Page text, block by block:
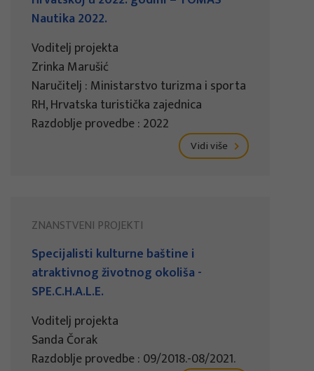
Nautika 2022.
Voditelj projekta
Zrinka Marušić
Naručitelj : Ministarstvo turizma i sporta
RH, Hrvatska turistička zajednica
Razdoblje provedbe : 2022
Vidi više
ZNANSTVENI PROJEKTI
Specijalisti kulturne baštine i
atraktivnog životnog okoliša -
SPE.C.H.A.L.E.
Voditelj projekta
Sanda Čorak
Razdoblje provedbe : 09/2018.-08/2021.